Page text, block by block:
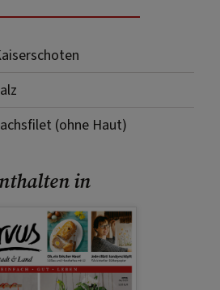
(ohne Haut)
in